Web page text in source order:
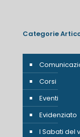
Categorie
Corsi
Eventi
Evidenziato
I Sabati del